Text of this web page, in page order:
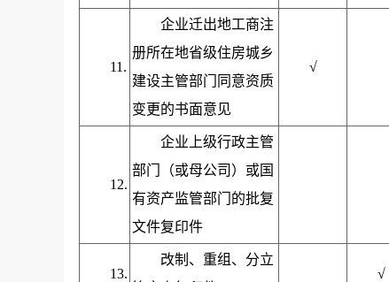
11.
企业迁出地工商注
册所在地省级住房城乡
建设主管部门同意资质
变更的书面意见
√
12.
企业上级行政主管
部门（或母公司）或国
有资产监管部门的批复
文件复印件
13.
改制、重组、分立
√